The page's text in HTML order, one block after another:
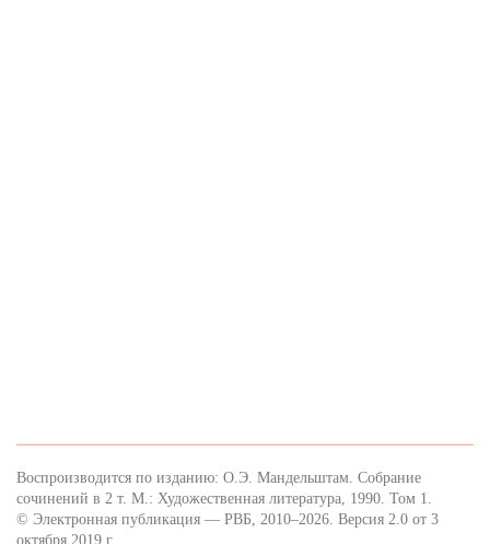
Воспроизводится по изданию: О.Э. Мандельштам. Собрание
сочинений в 2 т. М.: Художественная литература, 1990. Том 1.
© Электронная публикация — РВБ, 2010–2026. Версия 2.0 от 3
октября 2019 г.